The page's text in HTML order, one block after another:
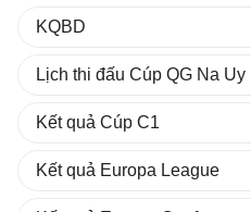
KQBD
Lịch thi đấu Cúp QG Na Uy
Kết quả Cúp C1
Kết quả Europa League